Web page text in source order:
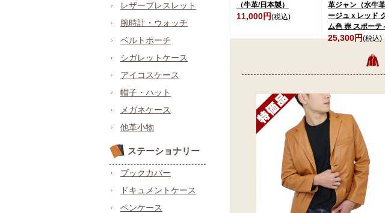
レザーブレスレット
腕時計・ウォッチ
ベルトポーチ
シガレットケース
アイコスケース
帽子・ハット
メガネケース
他革小物
ステーショナリー
ブックカバー
ドキュメントケース
ペンケース
（牛革/日本製）
11,000円(税込)
革ジャン（水牛
ージュｘレッド
ム色 赤 スポーテ
25,300円(税込)